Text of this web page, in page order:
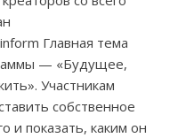
Главная тема
— «Будущее,
Участникам
собственное
и показать, каким он